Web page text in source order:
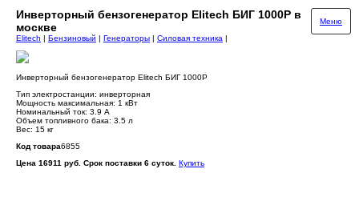
Инверторный бензогенератор Elitech БИГ 1000Р в
москве
Меню
Elitech | Бензиновый | Генераторы | Силовая техника |
Инверторный бензогенератор Elitech БИГ 1000Р
Тип электростанции: инверторная
Мощность максимальная: 1 кВт
Номинальный ток: 3.9 А
Объем топливного бака: 3.5 л
Вес: 15 кг
Код товара6855
Цена 16911 руб. Срок поставки 6 суток. Купить